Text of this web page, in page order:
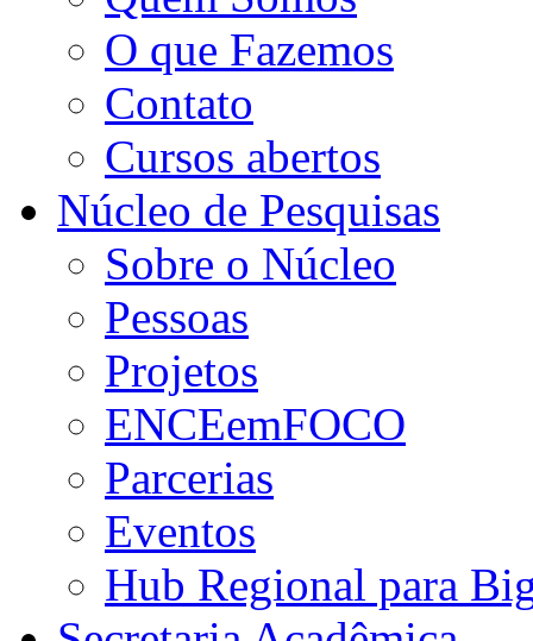
O que Fazemos
Contato
Cursos abertos
Núcleo de Pesquisas
Sobre o Núcleo
Pessoas
Projetos
ENCEemFOCO
Parcerias
Eventos
Hub Regional para